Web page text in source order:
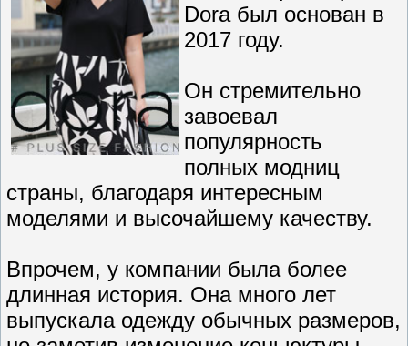
Dora был основан в
2017 году.
Он стремительно
завоевал
популярность
полных модниц
страны, благодаря интересным
моделями и высочайшему качеству.
Впрочем, у компании была более
длинная история. Она много лет
выпускала одежду обычных размеров,